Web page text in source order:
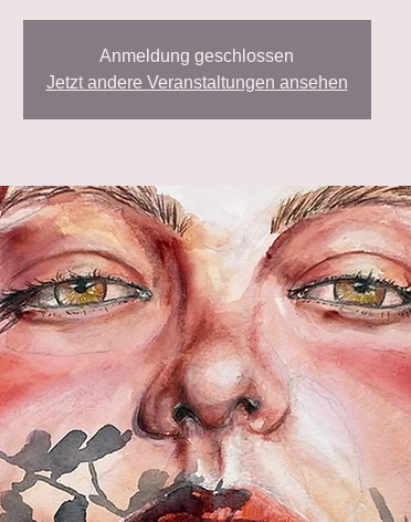
Anmeldung geschlossen
Jetzt andere Veranstaltungen ansehen